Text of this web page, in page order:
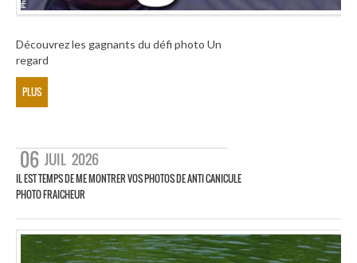
Découvrez les gagnants du défi photo Un
regard
PLUS
06 JUIL 2026
IL EST TEMPS DE ME MONTRER VOS PHOTOS DE ANTI CANICULE
PHOTO FRAICHEUR